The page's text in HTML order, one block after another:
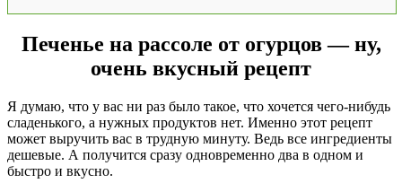
Печенье на рассоле от огурцов — ну,
очень вкусный рецепт
Я думаю, что у вас ни раз было такое, что хочется чего-нибудь
сладенького, а нужных продуктов нет. Именно этот рецепт
может выручить вас в трудную минуту. Ведь все ингредиенты
дешевые. А получится сразу одновременно два в одном и
быстро и вкусно.